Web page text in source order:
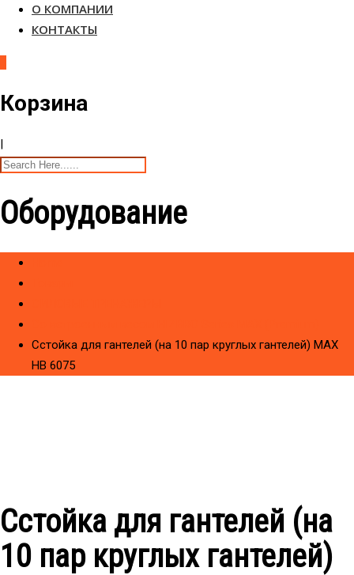
О КОМПАНИИ
КОНТАКТЫ
Корзина
Оборудование
Сстойка для гантелей (на 10 пар круглых гантелей) МAX
HB 6075
Сстойка для гантелей (на
10 пар круглых гантелей)